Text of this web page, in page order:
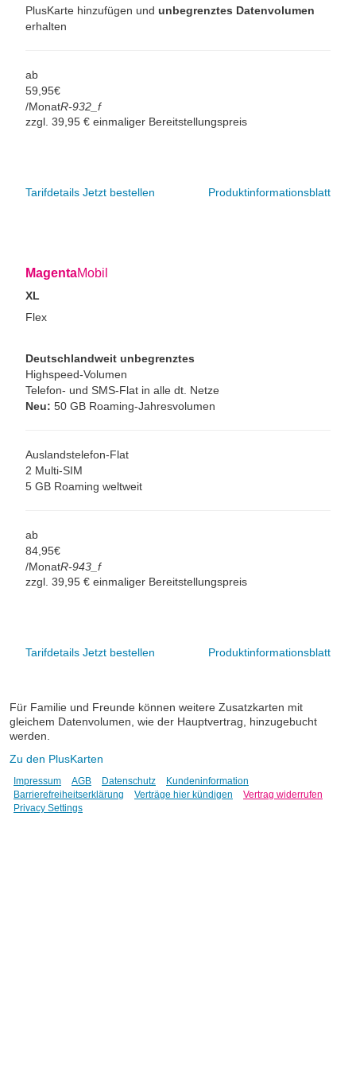
PlusKarte hinzufügen und unbegrenztes Datenvolumen
erhalten
ab
59, 95€
/MonatR-932_f
zzgl. 39,95 € einmaliger Bereitstellungspreis
Produktinformationsblatt
Tarifdetails Jetzt bestellen
MagentaMobil
XL
Flex
Deutschlandweit unbegrenztes
Highspeed-Volumen
Telefon- und SMS-Flat in alle dt. Netze
Neu: 50 GB Roaming-Jahresvolumen
Auslandstelefon-Flat
2 Multi-SIM
5 GB Roaming weltweit
ab
84, 95€
/MonatR-943_f
zzgl. 39,95 € einmaliger Bereitstellungspreis
Produktinformationsblatt
Tarifdetails Jetzt bestellen
Für Familie und Freunde können weitere Zusatzkarten mit
gleichem Datenvolumen, wie der Hauptvertrag, hinzugebucht
werden.
Zu den PlusKarten
Impressum AGB Datenschutz
Kundeninformation
Barrierefreiheitserklärung
Verträge hier kündigen
Vertrag widerrufen
Privacy Settings